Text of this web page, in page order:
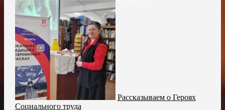
Рассказываем о Героях
Социального труда